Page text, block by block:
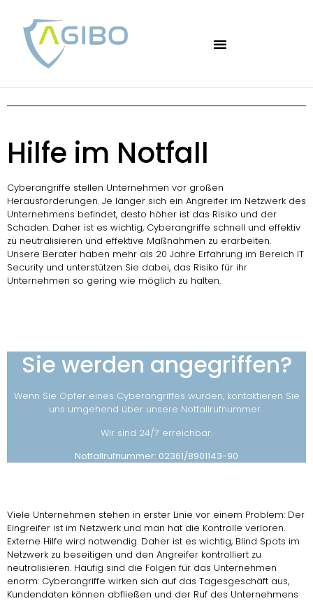
Hilfe im Notfall
Cyberangriffe stellen Unternehmen vor großen
Herausforderungen. Je länger sich ein Angreifer im Netzwerk des
Unternehmens befindet, desto höher ist das Risiko und der
Schaden. Daher ist es wichtig, Cyberangriffe schnell und effektiv
zu neutralisieren und effektive Maßnahmen zu erarbeiten.
Unsere Berater haben mehr als 20 Jahre Erfahrung im Bereich IT
Security und unterstützen Sie dabei, das Risiko für ihr
Unternehmen so gering wie möglich zu halten.
Sie werden angegriffen?
Wenn Sie Opfer eines Cyberangriffes wurden, kontaktieren Sie
uns umgehend über unsere Notfallrufnummer.
Wir sind 24/7 erreichbar.
Notfallrufnummer: 02361/8901143-90
Viele Unternehmen stehen in erster Linie vor einem Problem: Der
Eingreifer ist im Netzwerk und man hat die Kontrolle verloren.
Externe Hilfe wird notwendig. Daher ist es wichtig, Blind Spots im
Netzwerk zu beseitigen und den Angreifer kontrolliert zu
neutralisieren. Häufig sind die Folgen für das Unternehmen
enorm: Cyberangriffe wirken sich auf das Tagesgeschäft aus,
Kundendaten können abfließen und der Ruf des Unternehmens